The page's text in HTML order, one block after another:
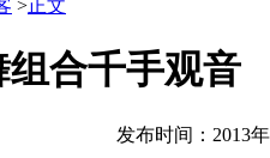
>正文
合千手观音
发布时间：2013